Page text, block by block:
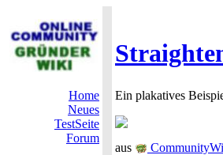
Home
Neues
TestSeite
Forum
Ein plakatives
aus